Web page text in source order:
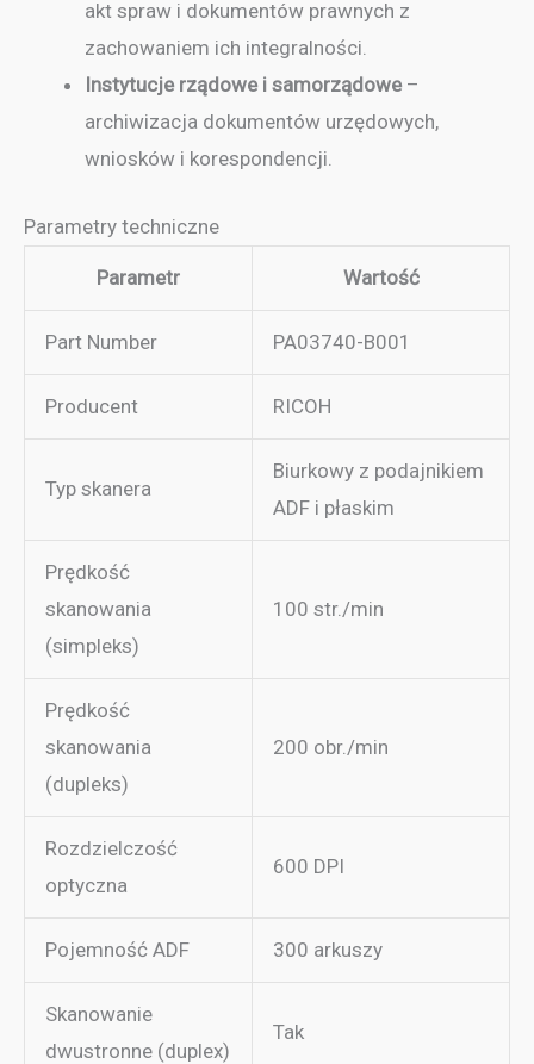
akt spraw i dokumentów prawnych z
zachowaniem ich integralności.
Instytucje rządowe i samorządowe–
archiwizacja dokumentów urzędowych,
wniosków i korespondencji.
Parametry techniczne
Parametr Wartość
Part Number PA03740-B001
Producent RICOH
Typ skanera
Biurkowy z podajnikiem
ADF i płaskim
Prędkość
skanowania
(simpleks)
100 str./min
Prędkość
skanowania
(dupleks)
200 obr./min
Rozdzielczość
optyczna
600 DPI
Pojemność ADF 300 arkuszy
Skanowanie
dwustronne (duplex)
Tak